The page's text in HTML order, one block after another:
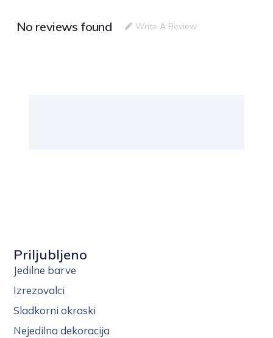
No reviews found Write A Review
Priljubljeno
Jedilne barve
Izrezovalci
Sladkorni okraski
Nejedilna dekoracija